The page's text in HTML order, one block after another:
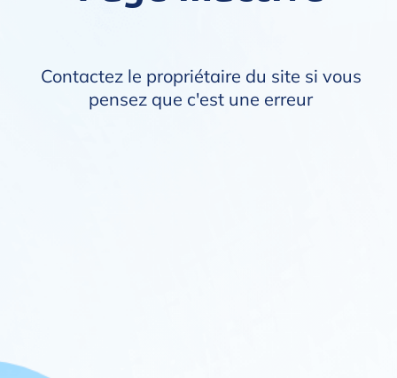
Contactez le propriétaire du site si vous
pensez que c'est une erreur